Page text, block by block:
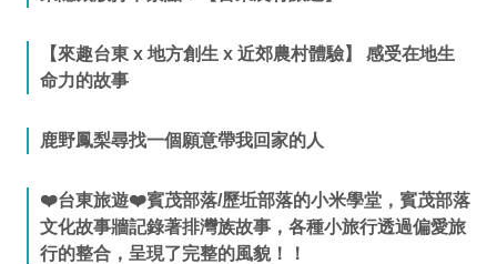
【來趣台東 x 地方創生 x 近郊農村體驗】 感受在地生
命力的故事
鹿野鳳梨尋找一個願意帶我回家的人
❤️台東旅遊❤️賓茂部落/歷坵部落的小米學堂，賓茂部落
文化故事牆記錄著排灣族故事，各種小旅行透過偏愛旅
行的整合，呈現了完整的風貌！！